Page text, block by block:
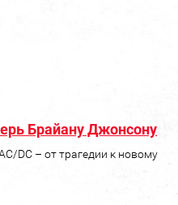
Брайану Джонсону
DC – от трагедии к новому